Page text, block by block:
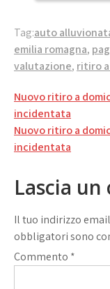
Tag:auto
emilia romagna,
valutazione, ritiro
articoli
Nuovo ritiro a
incidentata
Nuovo ritiro a
incidentata
Lascia
Il tuo indirizzo
obbligatori sono
Commento *